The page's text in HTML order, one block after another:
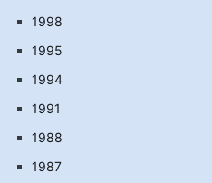
1998
1995
1994
1991
1988
1987